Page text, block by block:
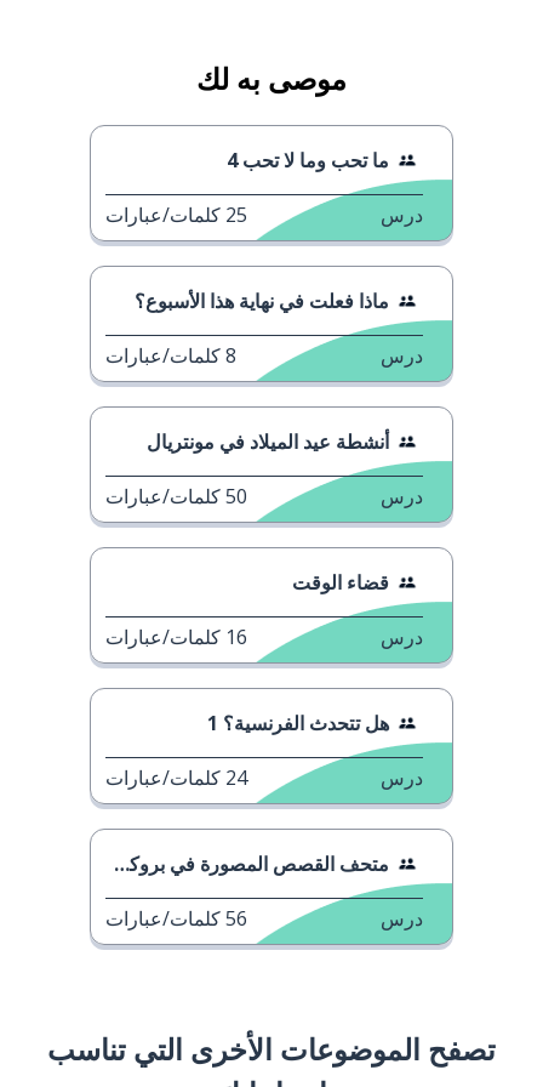
موصى به لك
ما تحب وما لا تحب 4
درس 25 كلمات/عبارات
ماذا فعلت في نهاية هذا الأسبوع؟
درس 8كلمات/عبارات
أنشطة عيد الميلاد في مونتريال
درس 50كلمات/عبارات
قضاء الوقت
درس 16 كلمات/عبارات
هل تتحدث الفرنسية؟ 1
درس 24 كلمات/عبارات
متحف القصص المصورة في بروكسل
درس 56كلمات/عبارات
تصفح الموضوعات الأخرى التي تناسب